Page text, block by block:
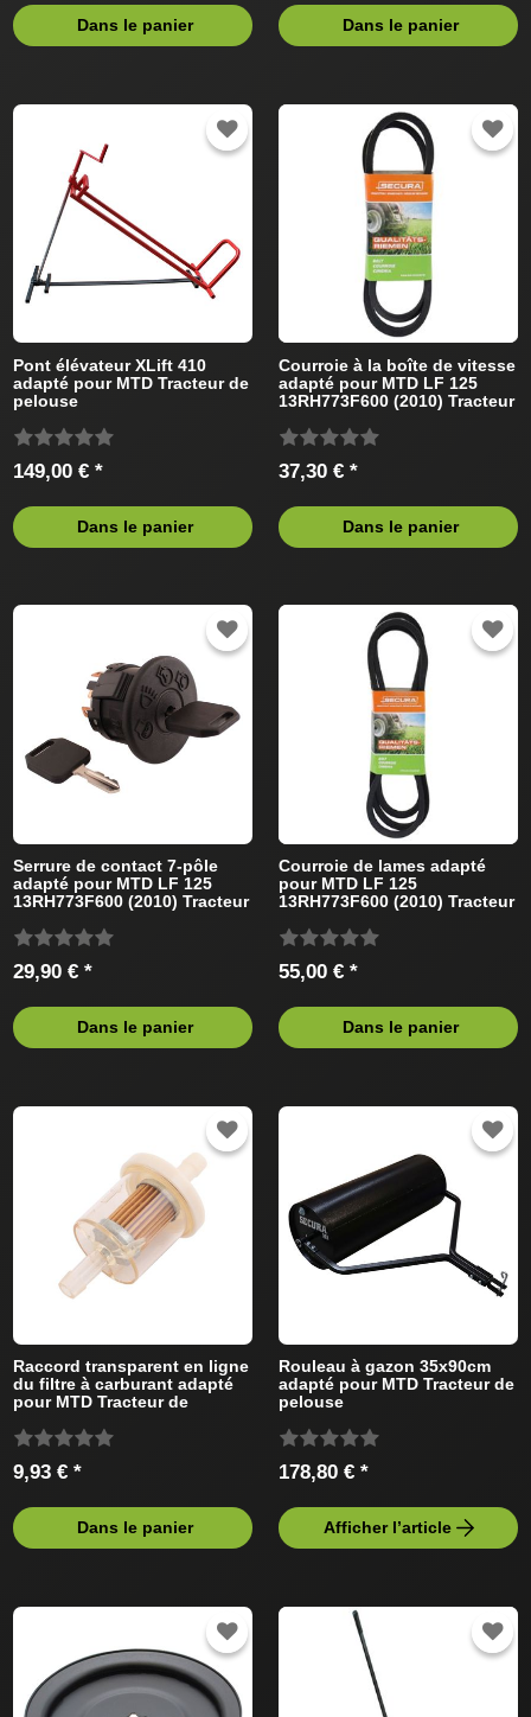
Dans le panier Dans le panier
Pont élévateur XLift 410
adapté pour MTD Tracteur de
pelouse
149,00 € *
Dans le panier
Courroie à la boîte de vitesse
adapté pour MTD LF 125
13RH773F600 (2010) Tracteur
37,30 € *
Dans le panier
Serrure de contact 7-pôle
adapté pour MTD LF 125
13RH773F600 (2010) Tracteur
29,90 € *
Dans le panier
Courroie de lames adapté
pour MTD LF 125
13RH773F600 (2010) Tracteur
55,00 € *
Dans le panier
Raccord transparent en ligne
du filtre à carburant adapté
pour MTD Tracteur de
9,93 € *
Dans le panier
Rouleau à gazon 35x90cm
adapté pour MTD Tracteur de
pelouse
178,80 € *
Afficher l’article